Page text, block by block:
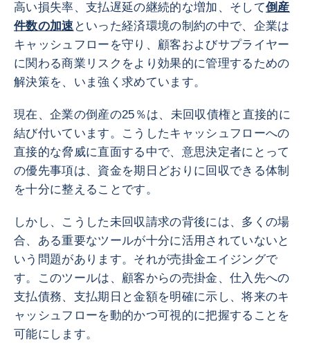
高い損失率、支払遅延の継続的な増加、そして倒産
件数の加速 といった経済環境の制約の中で、企業は
キャッシュフローを守り、顧客およびサプライヤー
に関わる商業リスクをより効果的に管理するための
解決策を、いま強く求めています。
現在、企業の倒産の25％は、未回収債権と直接的に
結び付いています。こうしたキャッシュフローへの
直接的な脅威に直面する中で、意思決定者にとって
の優先事項は、資金を期日どおりに回収できる体制
を十分に整えることです。
しかし、こうした未回収請求の背後には、多くの場
合、ある重要なツールが十分に活用されていないと
いう問題があります。それが売掛金エイジングで
す。このツールは、顧客からの売掛金、仕入先への
支払債務、支払期日と金額を明確に示し、将来のキ
ャッシュフローを動的かつ可視的に把握することを
可能にします。